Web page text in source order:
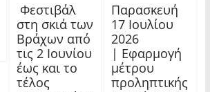
Φεστιβάλ
στη σκιά των
Βράχων από
τις 2 Ιουνίου
έως και το
τέλος
Παρασκευή
17 Ιουλίου
2026
| Εφαρμογή
μέτρου
προληπτικής